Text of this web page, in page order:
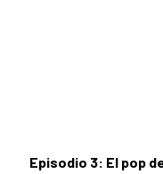
Episodio 3: El pop